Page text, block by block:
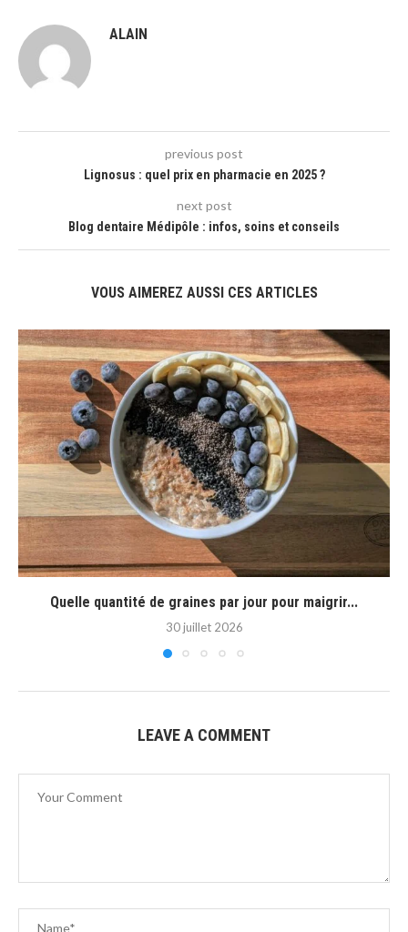
ALAIN
previous post
Lignosus : quel prix en pharmacie en 2025 ?
next post
Blog dentaire Médipôle : infos, soins et conseils
VOUS AIMEREZ AUSSI CES ARTICLES
Quelle quantité de graines par jour pour maigrir...
30 juillet 2026
LEAVE A COMMENT